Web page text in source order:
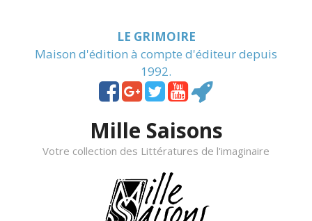
LE GRIMOIRE
Maison d'édition à compte d'éditeur depuis
1992.
Mille Saisons
Votre collection des Littératures de l'imaginaire